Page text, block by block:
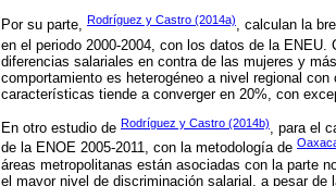
Por su parte, Rodríguez y Castro (2014a), calculan la
en el periodo 2000-2004, con los datos de la ENEU.
diferencias salariales en contra de las mujeres y
comportamiento es heterogéneo a nivel regional
características tiende a converger en 20%, con
En otro estudio de Rodríguez y Castro (2014b), para el
de la ENOE 2005-2011, con la metodología de
áreas metropolitanas están asociadas con la parte
el mayor nivel de discriminación salarial, a pesar